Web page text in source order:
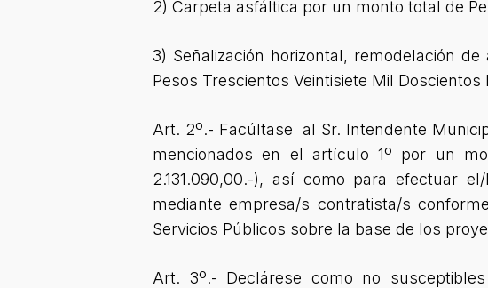
2) Carpeta asfáltica por un monto total de
3) Señalización horizontal, remodelación
Pesos Trescientos Veintisiete Mil
Art. 2º.- Facúltase al Sr. Intendente
mencionados en el artículo 1º por un
2.131.090,00.-), así como para efectuar
mediante empresa/s contratista/s
Servicios Públicos sobre la base de los
Art. 3º.- Declárese como no